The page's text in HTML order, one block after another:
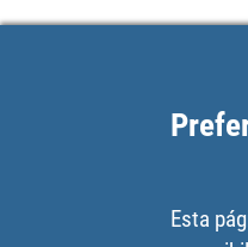
Esta